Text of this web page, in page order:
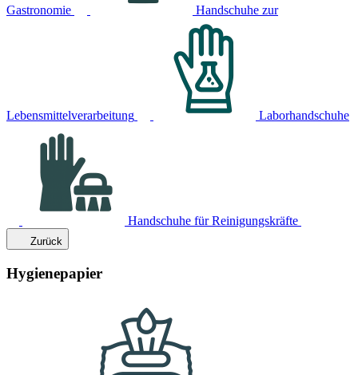
Gastronomie Handschuhe zur
Lebensmittelverarbeitung Laborhandschuhe
Handschuhe für Reinigungskräfte
Zurück
Hygienepapier